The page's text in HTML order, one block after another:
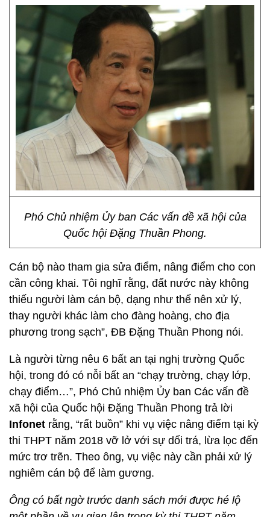
Phó Chủ nhiệm Ủy ban Các vấn đề xã hội của
Quốc hội Đặng Thuần Phong.
Cán bộ nào tham gia sửa điểm, nâng điểm cho con
cần công khai. Tôi nghĩ rằng, đất nước này không
thiếu người làm cán bộ, dạng như thế nên xử lý,
thay người khác làm cho đàng hoàng, cho địa
phương trong sạch”, ĐB Đặng Thuần Phong nói.
Là người từng nêu 6 bất an tại nghị trường Quốc
hội, trong đó có nỗi bất an “chạy trường, chạy lớp,
chạy điểm…”, Phó Chủ nhiệm Ủy ban Các vấn đề
xã hội của Quốc hội Đặng Thuần Phong trả lời
Infonet rằng, “rất buồn” khi vụ việc nâng điểm tại kỳ
thi THPT năm 2018 vỡ lở với sự dối trá, lừa lọc đến
mức trơ trẽn. Theo ông, vụ việc này cần phải xử lý
nghiêm cán bộ để làm gương.
Ông có bất ngờ trước danh sách mới được hé lộ